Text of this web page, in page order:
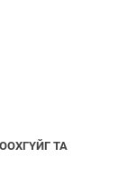
ТА